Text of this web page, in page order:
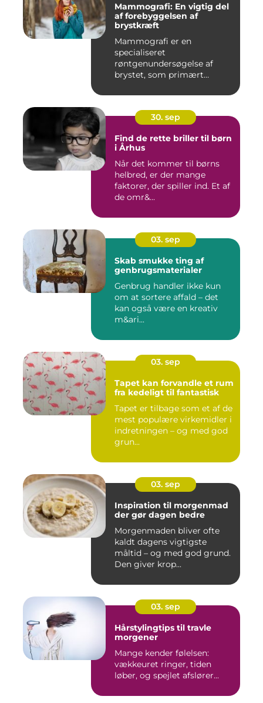
Mammografi: En vigtig del
af forebyggelsen af
brystkræft
Mammografi er en
specialiseret
røntgenundersøgelse af
brystet, som primært
30. sep
Find de rette briller til børn
i Århus
Når det kommer til børns
helbred, er der mange
faktorer, der spiller ind. Et af
de omr&...
03. sep
Skab smukke ting af
genbrugsmaterialer
Genbrug handler ikke kun
om at sortere affald – det
kan også være en kreativ
m&ari...
03. sep
Tapet kan forvandle et rum
fra kedeligt til fantastisk
Tapet er tilbage som et af de
mest populære virkemidler i
indretningen – og med god
grun...
03. sep
Inspiration til morgenmad
der gør dagen bedre
Morgenmaden bliver ofte
kaldt dagens vigtigste
måltid – og med god grund.
Den giver krop...
03. sep
Hårstylingtips til travle
morgener
Mange kender følelsen:
vækkeuret ringer, tiden
løber, og spejlet afslører...